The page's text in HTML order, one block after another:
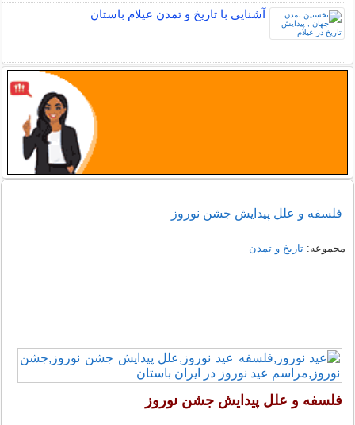
آشنایی با تاریخ و تمدن عیلام باستان
فلسفه و علل پیدایش جشن نوروز
مجموعه:تاریخ و تمدن
فلسفه و علل پیدایش جشن نوروز